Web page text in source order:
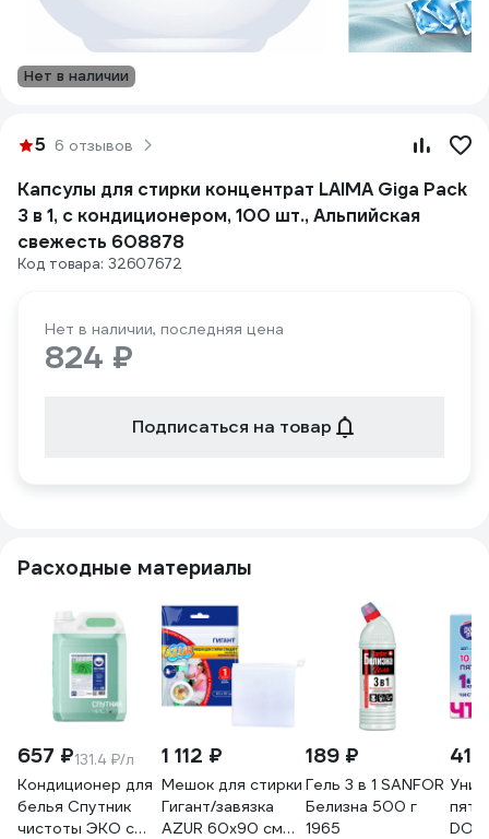
Нет в наличии
5 6 отзывов
Капсулы для стирки концентрат LAIMA Giga Pack
3 в 1, с кондиционером, 100 шт., Альпийская
свежесть 608878
Код товара: 32607672
Нет в наличии, последняя цена
824 ₽
Подписаться на товар
Расходные материалы
657 ₽131.4 ₽/л
Кондиционер для
белья Спутник
чистоты ЭКО с
1 112 ₽
Мешок для стирки
Гигант/завязка
AZUR 60x90 см
189 ₽
Гель 3 в 1 SANFOR
Белизна 500 г
1965